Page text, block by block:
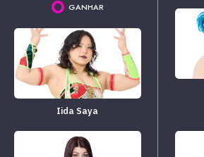
GANHAR
Iida Saya